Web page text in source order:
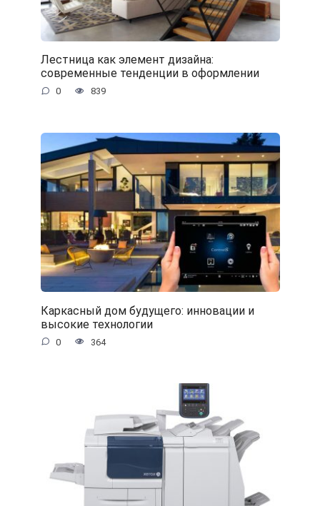
Лестница как элемент дизайна:
современные тенденции в оформлении
0 839
Каркасный дом будущего: инновации и
высокие технологии
0 364